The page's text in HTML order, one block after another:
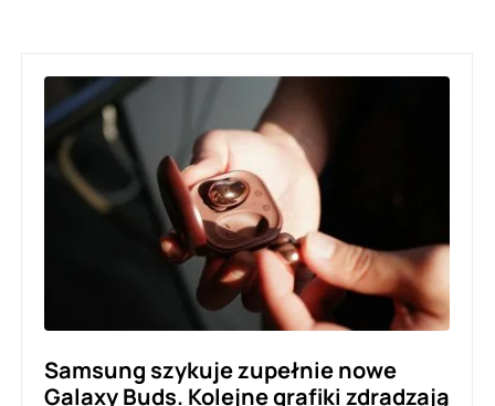
Samsung szykuje zupełnie nowe
Galaxy Buds. Kolejne grafiki zdradzają